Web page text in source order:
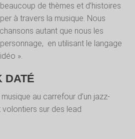
de thèmes et d’histoires
à travers la musique. Nous
autant que nous les
en utilisant le langage
».
DATÉ
au carrefour d’un jazz-
sur des lead